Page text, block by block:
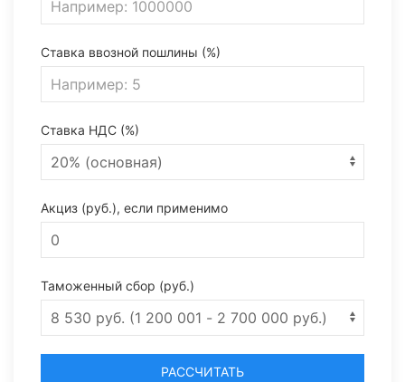
Ставка ввозной пошлины (%)
Ставка НДС (%)
Акциз (руб.), если применимо
Таможенный сбор (руб.)
РАССЧИТАТЬ